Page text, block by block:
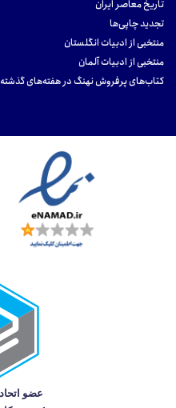
تاریخ معاصر ایران
تجدید چاپی‌ها
منتخبی از ادبیات انگلستان
منتخبی از ادبیات آلمان
کتاب‌های پرفروش نهنگ در هفته‌های گذشته